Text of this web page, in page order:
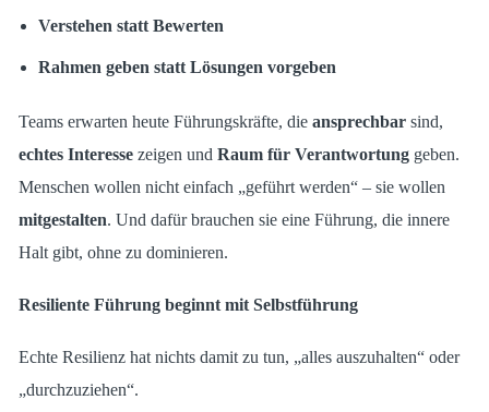
Verstehen statt Bewerten
Rahmen geben statt Lösungen vorgeben
Teams erwarten heute Führungskräfte, dieansprechbar sind,
echtes Interesse zeigen undRaum für Verantwortung geben.
Menschen wollen nicht einfach „geführt werden“ – sie wollen
mitgestalten. Und dafür brauchen sie eine Führung, die innere
Halt gibt, ohne zu dominieren.
Resiliente Führung beginnt mit Selbstführung
Echte Resilienz hat nichts damit zu tun, „alles auszuhalten“ oder
„durchzuziehen“.